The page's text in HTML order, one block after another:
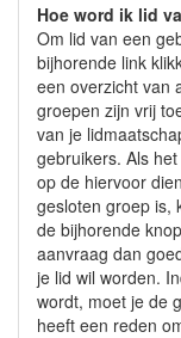
Hoe word ik lid
Om lid van een
bijhorende link
een overzicht van
groepen zijn vrij
van je
gebruikers. Als
op de hiervoor
gesloten groep is,
de bijhorende
aanvraag dan
je lid wil worden.
wordt, moet je de
heeft een reden